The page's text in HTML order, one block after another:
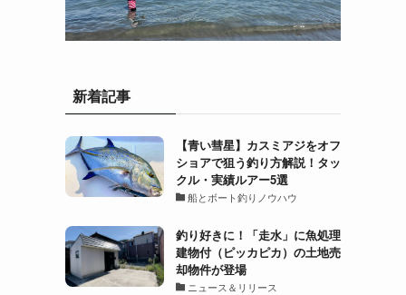
新着記事
【青い彗星】カスミアジをオフ
ショアで狙う釣り方解説！タッ
クル・実績ルアー5選
船とボート釣りノウハウ
釣り好きに！「走水」に魚処理
建物付（ピッカピカ）の土地売
却物件が登場
ニュース＆リリース